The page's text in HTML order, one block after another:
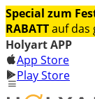
Special zum
RABATTauf das
Holyart APP
App Store
Play Store